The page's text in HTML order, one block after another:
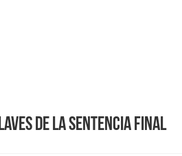
de la Sentencia Final